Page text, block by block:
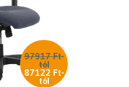
97917 Ft-
tól
87122 Ft-
tól